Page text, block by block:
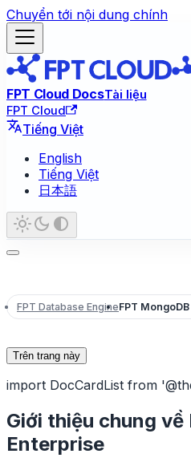
Chuyển tới nội dung chính
FPT Cloud DocsTài liệu
FPT Cloud
Tiếng Việt
English
Tiếng Việt
日本語
FPT Database EngineFPT
Trên trang này
import DocCardList from
Giới thiệu chung về
Enterprise